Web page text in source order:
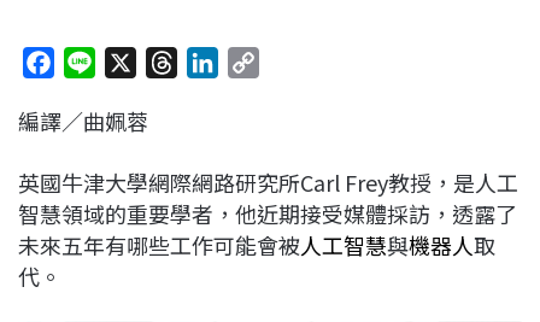
c
b
o
o
n
a
d
s
e
d
I
L
i
n
編譯／曲姵蓉
英國牛津大學網際網路研究所Carl Frey教授，是人工
智慧領域的重要學者，他近期接受媒體採訪，透露了
未來五年有哪些工作可能會被人工智慧與機器人取
代。